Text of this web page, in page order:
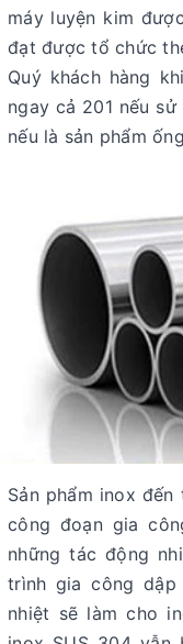
máy luyện kim
đạt được tổ chức
Quý khách hàng
ngay cả 201 nếu
nếu là sản phẩm
Sản phẩm inox
công đoạn gia
những tác động
trình gia công
nhiệt sẽ làm cho